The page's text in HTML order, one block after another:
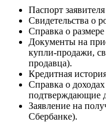
Паспорт
Свидетельства о
Справка о
Документы на
купли-продажи,
продавца).
Кредитная
Справка о
подтверждающие
Заявление на
Сбербанке).